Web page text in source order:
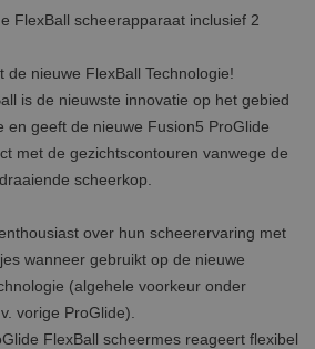
FlexBall scheerapparaat inclusief 2
de nieuwe FlexBall Technologie!
is de nieuwste innovatie op het gebied
en geeft de nieuwe Fusion5 ProGlide
met de gezichtscontouren vanwege de
scheerkop.
over hun scheerervaring met
wanneer gebruikt op de nieuwe
(algehele voorkeur onder
vorige ProGlide).
FlexBall scheermes reageert flexibel